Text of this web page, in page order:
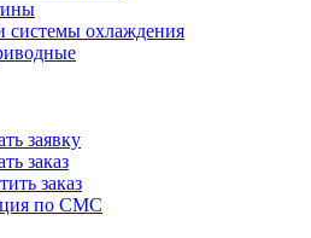
системы охлаждения
заявку
заказ
заказ
по СМС